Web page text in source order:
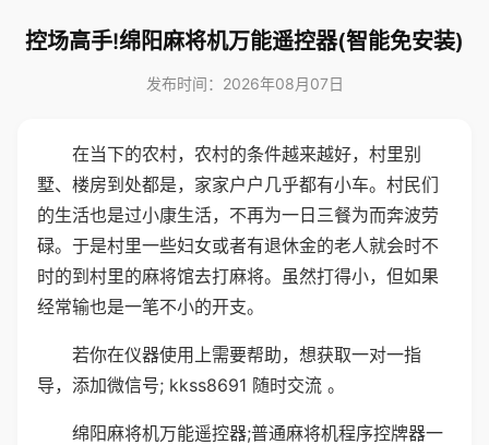
控场高手!绵阳麻将机万能遥控器(智能免安装)
发布时间：2026年08月07日
在当下的农村，农村的条件越来越好，村里别
墅、楼房到处都是，家家户户几乎都有小车。村民们
的生活也是过小康生活，不再为一日三餐为而奔波劳
碌。于是村里一些妇女或者有退休金的老人就会时不
时的到村里的麻将馆去打麻将。虽然打得小，但如果
经常输也是一笔不小的开支。
若你在仪器使用上需要帮助，想获取一对一指
导，添加微信号; kkss8691 随时交流 。
绵阳麻将机万能遥控器;普通麻将机程序控牌器一